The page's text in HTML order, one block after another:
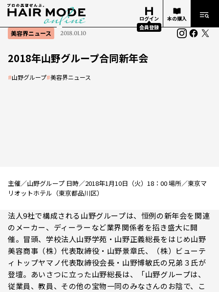
ログイン
会員登録
本の購入
美容界ニュース 2018.01.10
2018年山野グループ合同新年会
#山野グループ#美容界ニュース
主催／山野グループ 日時／2018年1月10日（火）18：00 場所／東京マ
リオットホテル（東京都品川区）
法人9社で構成される山野グループは、恒例の新年会を関連
のメーカー、ディーラーなど業界関係者を招き盛大に開
催。冒頭、学校法人山野学苑・山野正義総長をはじめ山野
美容商事（株）代表取締役・山野景章氏、（株）ビューテ
ィトップヤマノ代表取締役会長・山野博敏氏の兄弟３氏が
登壇。あいさつに立った山野総長は、「山野グループは、
従業員、教員、その他の宝物一同のみなさんのお陰で、こ